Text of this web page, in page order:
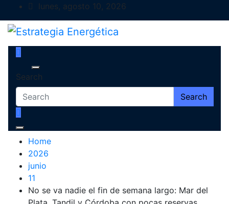
to
content
lunes, agosto 10, 2026
Estrategia Energética
Magazine de Debate
Search
Search
Home
2026
junio
11
No se va nadie el fin de semana largo: Mar del